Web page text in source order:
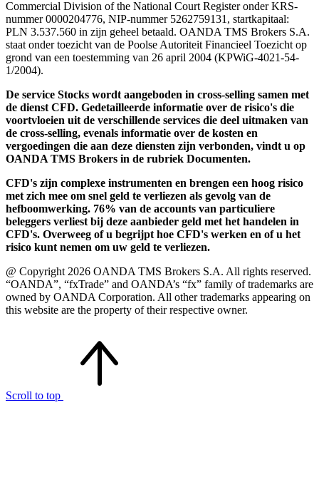
Commercial Division of the National Court Register onder KRS-
nummer 0000204776, NIP-nummer 5262759131, startkapitaal:
PLN 3.537.560 in zijn geheel betaald. OANDA TMS Brokers S.A.
staat onder toezicht van de Poolse Autoriteit Financieel Toezicht op
grond van een toestemming van 26 april 2004 (KPWiG-4021-54-
1/2004).
De service Stocks wordt aangeboden in cross-selling samen met
de dienst CFD. Gedetailleerde informatie over de risico's die
voortvloeien uit de verschillende services die deel uitmaken van
de cross-selling, evenals informatie over de kosten en
vergoedingen die aan deze diensten zijn verbonden, vindt u op
OANDA TMS Brokers in de rubriek Documenten.
CFD's zijn complexe instrumenten en brengen een hoog risico
met zich mee om snel geld te verliezen als gevolg van de
hefboomwerking. 76% van de accounts van particuliere
beleggers verliest bij deze aanbieder geld met het handelen in
CFD's. Overweeg of u begrijpt hoe CFD's werken en of u het
risico kunt nemen om uw geld te verliezen.
@ Copyright 2026 OANDA TMS Brokers S.A. All rights reserved.
“OANDA”, “fxTrade” and OANDA’s “fx” family of trademarks are
owned by OANDA Corporation. All other trademarks appearing on
this website are the property of their respective owner.
Scroll to top